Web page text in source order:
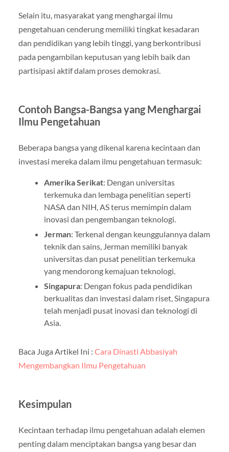
Selain itu, masyarakat yang menghargai ilmu
pengetahuan cenderung memiliki tingkat kesadaran
dan pendidikan yang lebih tinggi, yang berkontribusi
pada pengambilan keputusan yang lebih baik dan
partisipasi aktif dalam proses demokrasi.
Contoh Bangsa-Bangsa yang Menghargai
Ilmu Pengetahuan
Beberapa bangsa yang dikenal karena kecintaan dan
investasi mereka dalam ilmu pengetahuan termasuk:
Amerika Serikat: Dengan universitas
terkemuka dan lembaga penelitian seperti
NASA dan NIH, AS terus memimpin dalam
inovasi dan pengembangan teknologi.
Jerman: Terkenal dengan keunggulannya dalam
teknik dan sains, Jerman memiliki banyak
universitas dan pusat penelitian terkemuka
yang mendorong kemajuan teknologi.
Singapura: Dengan fokus pada pendidikan
berkualitas dan investasi dalam riset, Singapura
telah menjadi pusat inovasi dan teknologi di
Asia.
Baca Juga Artikel Ini : Cara Dinasti Abbasiyah
Mengembangkan Ilmu Pengetahuan
Kesimpulan
Kecintaan terhadap ilmu pengetahuan adalah elemen
penting dalam menciptakan bangsa yang besar dan